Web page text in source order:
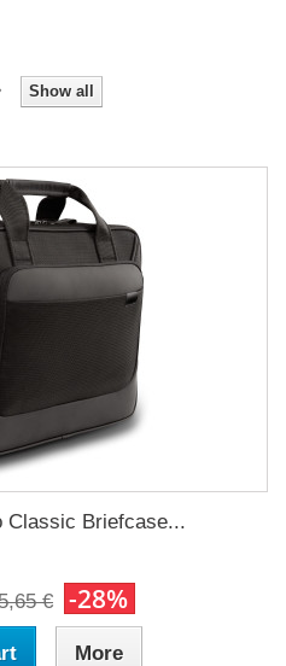
Show all
Classic Briefcase...
€ -28%
More